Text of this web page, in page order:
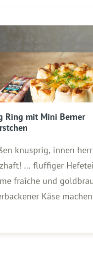
Ring mit Mini Berner
knusprig, innen
… fluffiger
fraîche und
Käse